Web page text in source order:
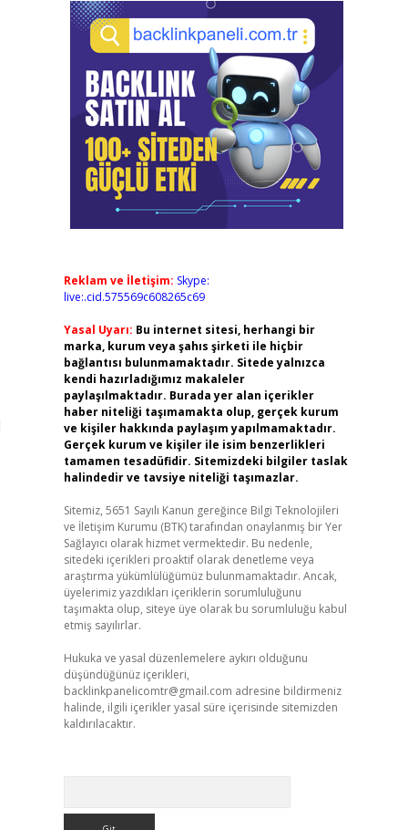
Reklam ve İletişim: Skype:
live:.cid.575569c608265c69
Yasal Uyarı: Bu internet sitesi, herhangi bir
marka, kurum veya şahıs şirketi ile hiçbir
bağlantısı bulunmamaktadır. Sitede yalnızca
kendi hazırladığımız makaleler
paylaşılmaktadır. Burada yer alan içerikler
haber niteliği taşımamakta olup, gerçek kurum
ve kişiler hakkında paylaşım yapılmamaktadır.
Gerçek kurum ve kişiler ile isim benzerlikleri
tamamen tesadüfidir. Sitemizdeki bilgiler taslak
halindedir ve tavsiye niteliği taşımazlar.
Sitemiz, 5651 Sayılı Kanun gereğince Bilgi Teknolojileri
ve İletişim Kurumu (BTK) tarafından onaylanmış bir Yer
Sağlayıcı olarak hizmet vermektedir. Bu nedenle,
sitedeki içerikleri proaktif olarak denetleme veya
araştırma yükümlülüğümüz bulunmamaktadır. Ancak,
üyelerimiz yazdıkları içeriklerin sorumluluğunu
taşımakta olup, siteye üye olarak bu sorumluluğu kabul
etmiş sayılırlar.
Hukuka ve yasal düzenlemelere aykırı olduğunu
düşündüğünüz içerikleri,
backlinkpanelicomtr@gmail.com adresine bildirmeniz
halinde, ilgili içerikler yasal süre içerisinde sitemizden
kaldırılacaktır.